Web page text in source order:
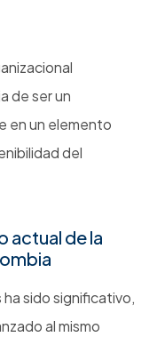
de ser un
en un elemento
del
actual de la
ha sido significativo,
al mismo